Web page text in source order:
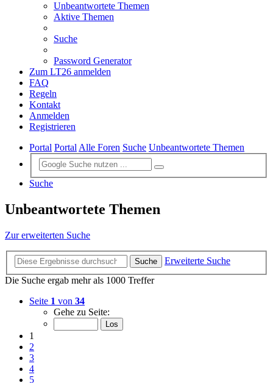
Unbeantwortete Themen
Aktive Themen
Suche
Password Generator
Zum LT26 anmelden
FAQ
Regeln
Kontakt
Anmelden
Registrieren
Portal PortalAlle Foren Suche Unbeantwortete Themen
Suche
Unbeantwortete Themen
Zur erweiterten Suche
Suche
Erweiterte Suche
Die Suche ergab mehr als 1000 Treffer
Seite 1 von 34
Gehe zu Seite:
1
2
3
4
5